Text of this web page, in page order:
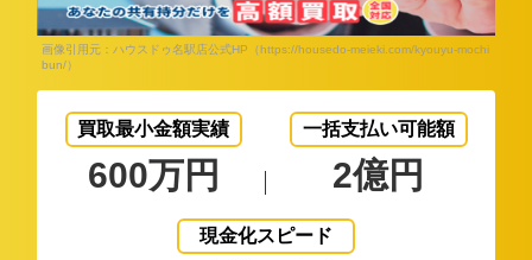
画像引用元：ハウスドゥ名駅店公式HP（https://housedo-meieki.com/kyouyu-mochi
bun/）
買取最小金額実績
600万円
一括支払い可能額
2億円
現金化スピード